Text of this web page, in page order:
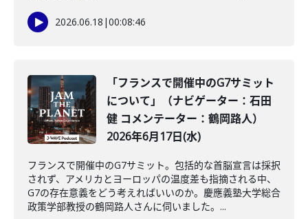
2026.06.18 |00:08:46
「フランスで開催中のG7サミット
について」（ナビゲーター：石田
健 コメンテーター：鶴岡路人）
2026年6月17日(水)
フランスで開催中のG7サミット。包括的な首脳宣言は採択
されず、アメリカとヨーロッパの温度差も指摘される中、
G7の存在意義をどう考えればいいのか。慶應義塾大学総合
政策学部教授の鶴岡路人さんに伺いました。...